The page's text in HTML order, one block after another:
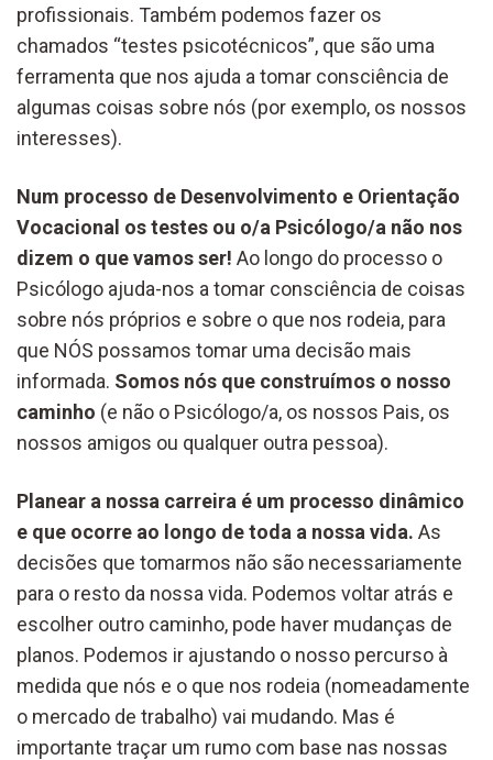
profissionais. Também podemos fazer os
chamados “testes psicotécnicos”, que são uma
ferramenta que nos ajuda a tomar consciência de
algumas coisas sobre nós (por exemplo, os nossos
interesses).
Num processo de Desenvolvimento e Orientação
Vocacional os testes ou o/a Psicólogo/a não nos
dizem o que vamos ser! Ao longo do processo o
Psicólogo ajuda-nos a tomar consciência de coisas
sobre nós próprios e sobre o que nos rodeia, para
que NÓS possamos tomar uma decisão mais
informada. Somos nós que construímos o nosso
caminho (e não o Psicólogo/a, os nossos Pais, os
nossos amigos ou qualquer outra pessoa).
Planear a nossa carreira é um processo dinâmico
e que ocorre ao longo de toda a nossa vida. As
decisões que tomarmos não são necessariamente
para o resto da nossa vida. Podemos voltar atrás e
escolher outro caminho, pode haver mudanças de
planos. Podemos ir ajustando o nosso percurso à
medida que nós e o que nos rodeia (nomeadamente
o mercado de trabalho) vai mudando. Mas é
importante traçar um rumo com base nas nossas